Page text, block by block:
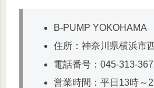
B-PUMP YOKOHAMA
住所：神奈川県横浜市
電話番号：045-313-
営業時間：平日13時～